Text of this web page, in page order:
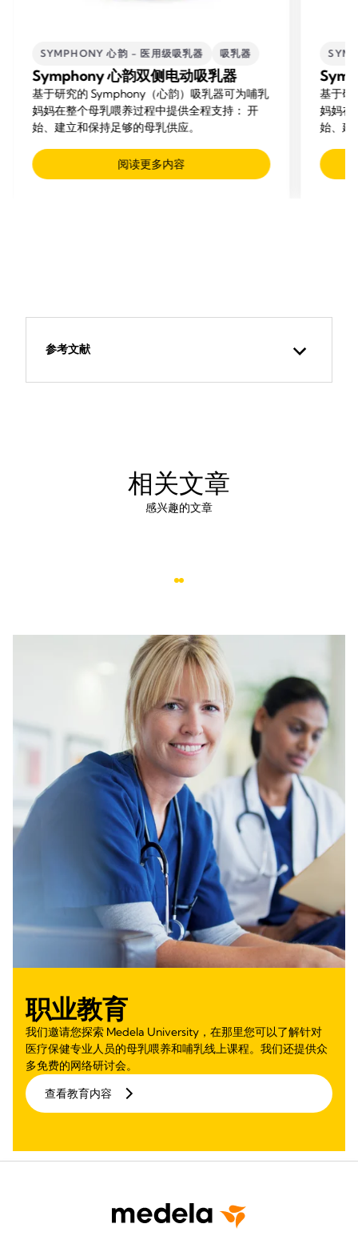
SYMPHONY 心韵 - 医用级吸乳器 吸乳器
Symphony 心韵双侧电动吸乳器
基于研究的 Symphony（心韵）吸乳器可为哺乳
妈妈在整个母乳喂养过程中提供全程支持： 开
始、建立和保持足够的母乳供应。
阅读更多内容
基于研
妈妈在
始、建
参考文献
相关文章
感兴趣的文章
职业教育
我们邀请您探索 Medela University，在那里您可以了解针对
医疗保健专业人员的母乳喂养和哺乳线上课程。我们还提供众
多免费的网络研讨会。
查看教育内容